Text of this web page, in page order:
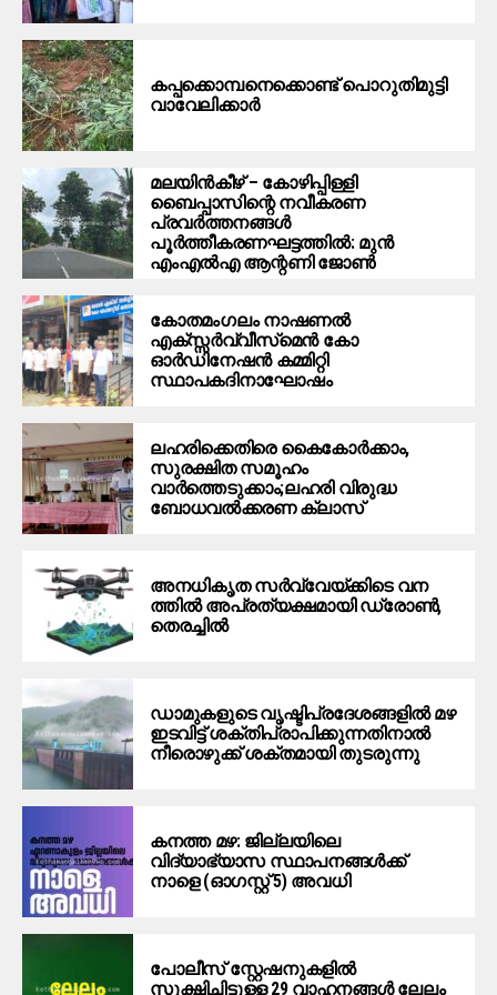
കപ്പക്കൊമ്പനെക്കൊണ്ട് പൊറുതിമുട്ടി
വാവേലിക്കാർ
മലയിന്‍കീഴ് – കോഴിപ്പിള്ളി
ബൈപ്പാസിന്റെ നവീകരണ
പ്രവര്‍ത്തനങ്ങള്‍
പൂര്‍ത്തീകരണഘട്ടത്തില്‍: മുന്‍
എംഎല്‍എ ആന്റണി ജോണ്‍
കോതമംഗലം നാഷണല്‍
എക്സ്സര്‍വ്വീസ്‌മെന്‍ കോ
ഓര്‍ഡിനേഷന്‍ കമ്മിറ്റി
സ്ഥാപകദിനാഘോഷം
ലഹരിക്കെതിരെ കൈകോര്‍ക്കാം,
സുരക്ഷിത സമൂഹം
വാര്‍ത്തെടുക്കാം;ലഹരി വിരുദ്ധ
ബോധവല്‍ക്കരണ ക്ലാസ്
അ​ന​ധി​കൃ​ത​ ​സ​ർ​വ്വേ​യ്ക്കി​ടെ വ​ന​
ത്തി​ൽ​ അപ്രത്യക്ഷമായി ​ഡ്രോ​ൺ,​
തെ​ര​ച്ചിൽ
ഡാമുകളുടെ വൃഷ്ടിപ്രദേശങ്ങളില്‍ മഴ
ഇടവിട്ട് ശക്തിപ്രാപിക്കുന്നതിനാല്‍
നീരൊഴുക്ക് ശക്തമായി തുടരുന്നു
കനത്ത മഴ: ജില്ലയിലെ
വിദ്യാഭ്യാസ സ്ഥാപനങ്ങൾക്ക്
നാളെ (ഓഗസ്റ്റ് 5) അവധി
പോലീസ് സ്റ്റേഷനുകളിൽ
സൂക്ഷിച്ചിട്ടുള്ള 29 വാഹനങ്ങൾ ലേലം